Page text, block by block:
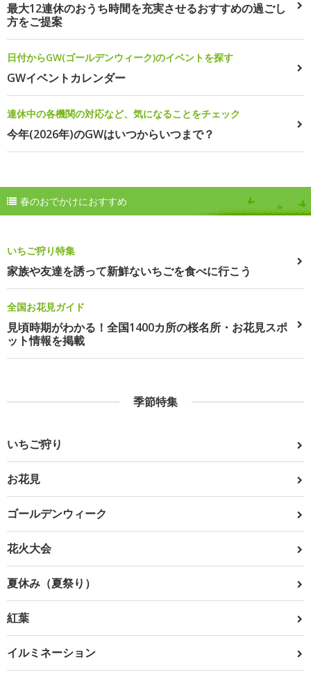
最大12連休のおうち時間を充実させるおすすめの過ごし
方をご提案
日付からGW(ゴールデンウィーク)のイベントを探す
GWイベントカレンダー
連休中の各機関の対応など、気になることをチェック
今年(2026年)のGWはいつからいつまで？
春のおでかけにおすすめ
いちご狩り特集
家族や友達を誘って新鮮ないちごを食べに行こう
全国お花見ガイド
見頃時期がわかる！全国1400カ所の桜名所・お花見スポ
ット情報を掲載
季節特集
いちご狩り
お花見
ゴールデンウィーク
花火大会
夏休み（夏祭り）
紅葉
イルミネーション